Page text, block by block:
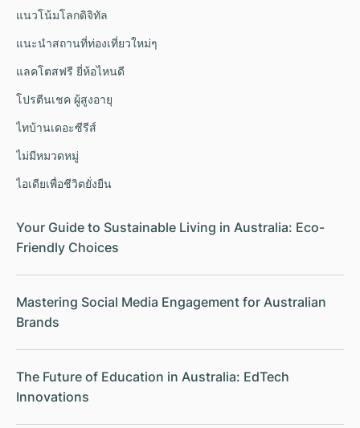
แนวโน้มโลกดิจิทัล
แนะนำสถานที่ท่องเที่ยวใหม่ๆ
แลคโตสฟรี ยี่ห้อไหนดี
โปรตีนเชค ผู้สูงอายุ
ไทบ้านเดอะซีรีส์
ไม่มีหมวดหมู่
ไอเดียเพื่อชีวิตยั่งยืน
Your Guide to Sustainable Living in Australia: Eco-
Friendly Choices
Mastering Social Media Engagement for Australian
Brands
The Future of Education in Australia: EdTech
Innovations